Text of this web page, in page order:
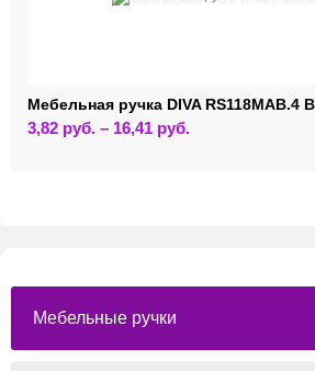
Мебельная ручка DIVA RS118MAB.4
3,82 руб. – 16,41 руб.
Мебельные ручки